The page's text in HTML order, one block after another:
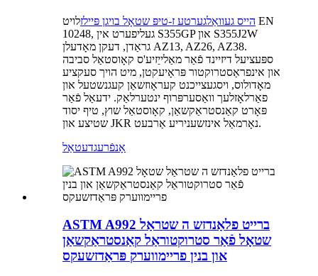
הייס געוואַלגערטע ז-טיפּ שטאָל בויגן פּיילזלויט EN
10248, געליפערט אין S355GP און S355J2W
גראַדן, דעקן מאָדעלן AZ13, AZ26, AZ38.
ספּעציעל דיזיינד פֿאַר מאַלייַזיע'ס קאָוסטאַל סביבה
און אינפראַסטרוקטור פּראָיעקטן, מיט הויך סעקציע
מאָדולוס, ויסגעצייכנט קעראָוזשאַן קעגנשטעל און
פאַרלאָזלעך וואַסערפּרוף ינטערלאַק. ידעאַל פֿאַר
פּאָרט קאַנסטראַקשאַן, קאָוסטאַל שוץ, טיף יסוד
שטיצע און JKR נאָרמאַל אינזשעניריע אַרבעט.
אָנפֿרעגדעטאַל
ASTM A992 ברייט פלאַנדזש ה שטראַל
שטאָל פֿאַר סטרוקטוראַל קאַנסטראַקשאַן
און בנין פריימווערק פּראַדזשעקס